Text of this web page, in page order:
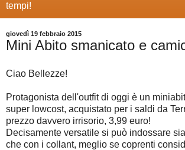
tempi!
giovedì 19 febbraio 2015
Mini Abito smanicato e
Ciao Bellezze!
Protagonista dell'outfit di oggi è un
super lowcost, acquistato per i saldi da
prezzo davvero irrisorio, 3,99 euro!
Decisamente versatile si può indossare
che con i collant, meglio se coprenti